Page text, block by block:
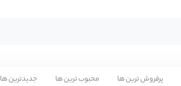
پرفروش ترین ها محبوب ترین ها جدیدترین ها